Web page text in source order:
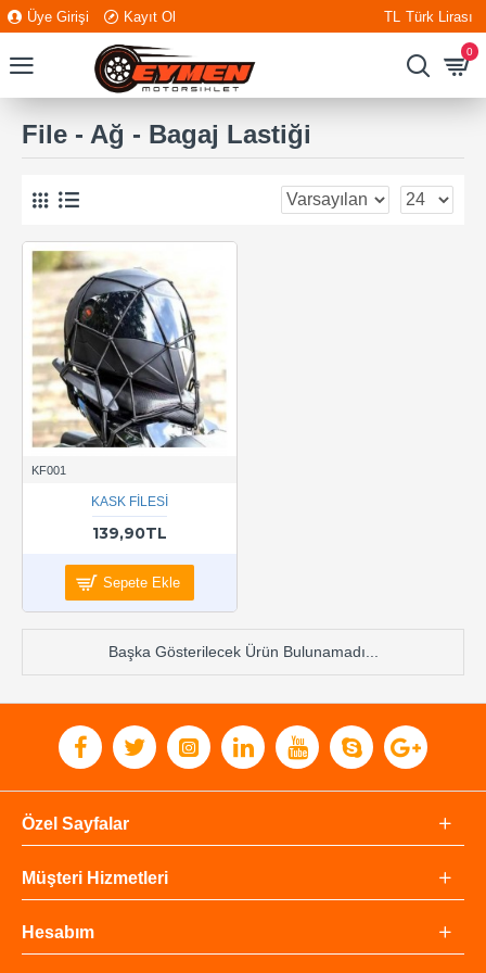
Üye Girişi Kayıt Ol TL Türk Lirası
0
File - Ağ - Bagaj Lastiği
KF001
KASK FİLESİ
139,90TL
Sepete Ekle
Başka Gösterilecek Ürün Bulunamadı...
Özel Sayfalar
Müşteri Hizmetleri
Hesabım